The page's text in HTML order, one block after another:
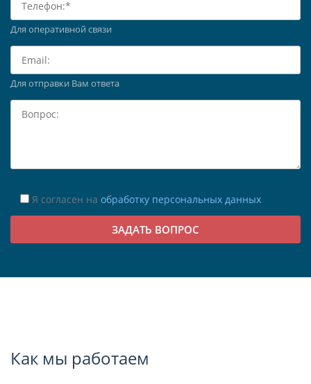
Для оперативной связи
Для отправки Вам ответа
Я согласен на обработку персональных данных
Как мы работаем